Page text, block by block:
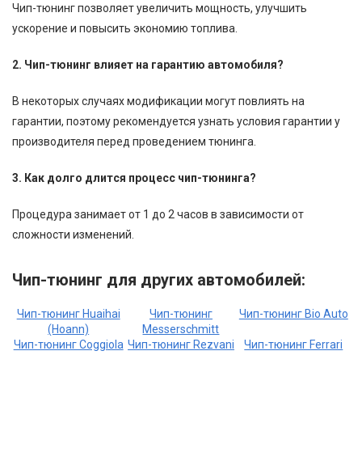
Чип-тюнинг позволяет увеличить мощность, улучшить
ускорение и повысить экономию топлива.
2. Чип-тюнинг влияет на гарантию автомобиля?
В некоторых случаях модификации могут повлиять на
гарантии, поэтому рекомендуется узнать условия гарантии у
производителя перед проведением тюнинга.
3. Как долго длится процесс чип-тюнинга?
Процедура занимает от 1 до 2 часов в зависимости от
сложности изменений.
Чип-тюнинг для других автомобилей:
Чип-тюнинг Huaihai
(Hoann)
Чип-тюнинг
Messerschmitt
Чип-тюнинг Bio Auto
Чип-тюнинг Coggiola Чип-тюнинг Rezvani Чип-тюнинг Ferrari